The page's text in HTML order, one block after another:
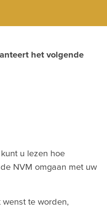
het volgende
kunt u lezen hoe
NVM omgaan met uw
te worden,